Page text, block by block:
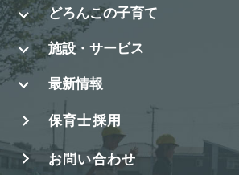
どろんこの子育て
施設・サービス
最新情報
保育士採用
お問い合わせ